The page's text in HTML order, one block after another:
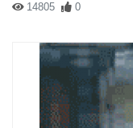
14805 0